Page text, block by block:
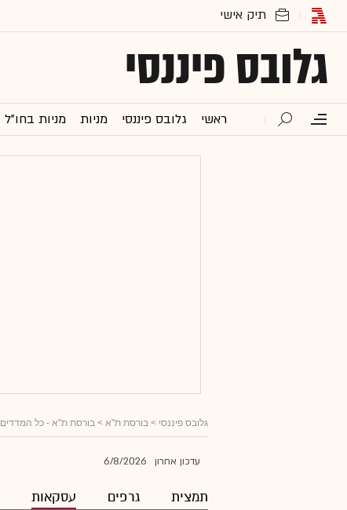
גלובס פיננסי
ראשי גלובס פיננסי מניות מניות בחו"ל
גלובס פיננסי > בורסת ת"א > בורסת ת"א - כל המדדים
עדכון אחרון 6/8/2026
תמצית גרפים עסקאות